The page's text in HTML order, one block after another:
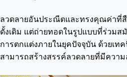
ลวดลายอันประณีตและทรงคุณค่าที่
ดั้งเดิม แต่ถ่ายทอดในรูปแบบที่ร่วมส
การตกแต่งภายในยุคปัจจุบัน ด้วยเท
สามารถสร้างสรรค์ลวดลายที่มีควา